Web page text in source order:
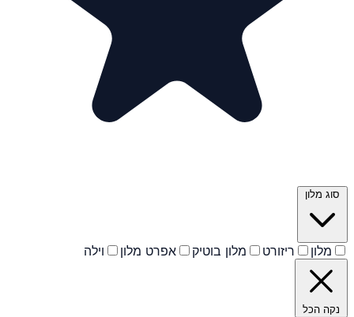
סוג מלון
מלון ריזורט מלון בוטיק אפרט מלון וילה
נקה הכל